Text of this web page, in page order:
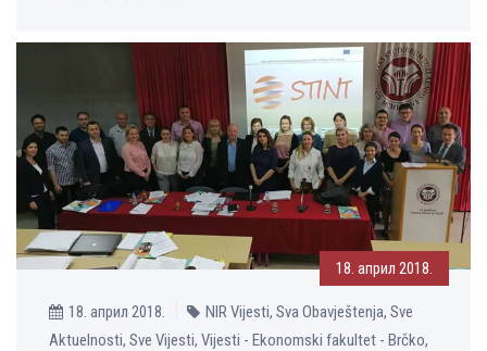
18. април 2018.
18. април 2018.
NIR Vijesti, Sva Obavještenja, Sve
Aktuelnosti, Sve Vijesti, Vijesti - Ekonomski fakultet - Brčko,